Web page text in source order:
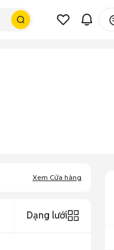
Xem Cửa hàng
Dạng lưới